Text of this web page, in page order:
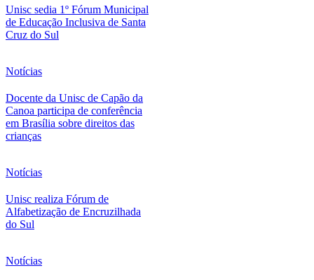
Unisc sedia 1º Fórum Municipal
de Educação Inclusiva de Santa
Cruz do Sul
Notícias
Docente da Unisc de Capão da
Canoa participa de conferência
em Brasília sobre direitos das
crianças
Notícias
Unisc realiza Fórum de
Alfabetização de Encruzilhada
do Sul
Notícias